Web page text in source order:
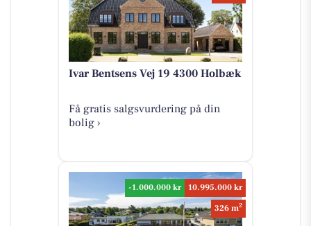
Ivar Bentsens Vej 19 4300 Holbæk
Få gratis salgsvurdering på din
bolig ›
-1.000.000 kr
10.995.000 kr
326 m2